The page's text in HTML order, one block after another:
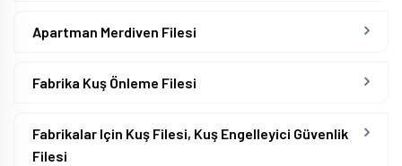
Apartman Merdiven Filesi
Fabrika Kuş Önleme Filesi
Fabrikalar Için Kuş Filesi, Kuş Engelleyici Güvenlik
Filesi